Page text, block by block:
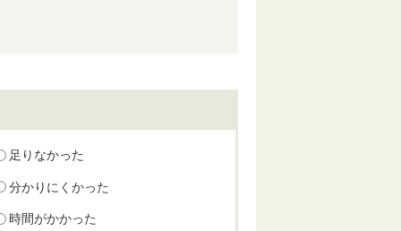
足りなかった
分かりにくかった
時間がかかった